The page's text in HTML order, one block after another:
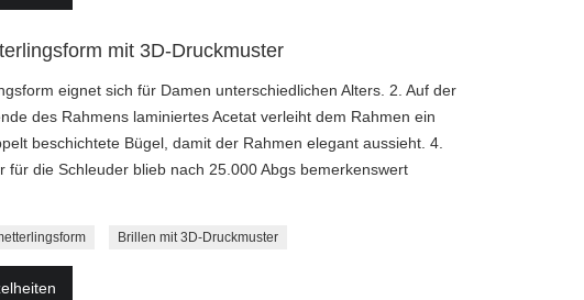
mit 3D-Druckmuster
eignet sich für Damen unterschiedlichen Alters. 2. Auf der
des Rahmens laminiertes Acetat verleiht dem Rahmen ein
beschichtete Bügel, damit der Rahmen elegant aussieht. 4.
für die Schleuder blieb nach 25.000 Abgs bemerkenswert
Brillen mit 3D-Druckmuster